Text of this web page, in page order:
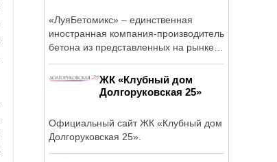
«ЛуяБетомикс» – единственная
иностранная компания-производитель
бетона из представленных на рынке
ЖК «Клубный дом
Долгоруковская 25»
Официальный сайт ЖК «Клубный дом
Долгоруковская 25».